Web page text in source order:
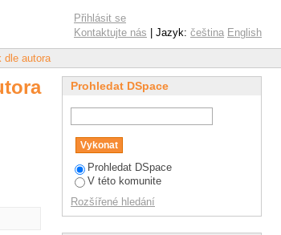
Lucie"
Přihlásit se
Kontaktujte nás | Jazyk: čeština English
dle autora
Prohledat DSpace
Prohledat DSpace
V této komunite
Rozšířené hledání